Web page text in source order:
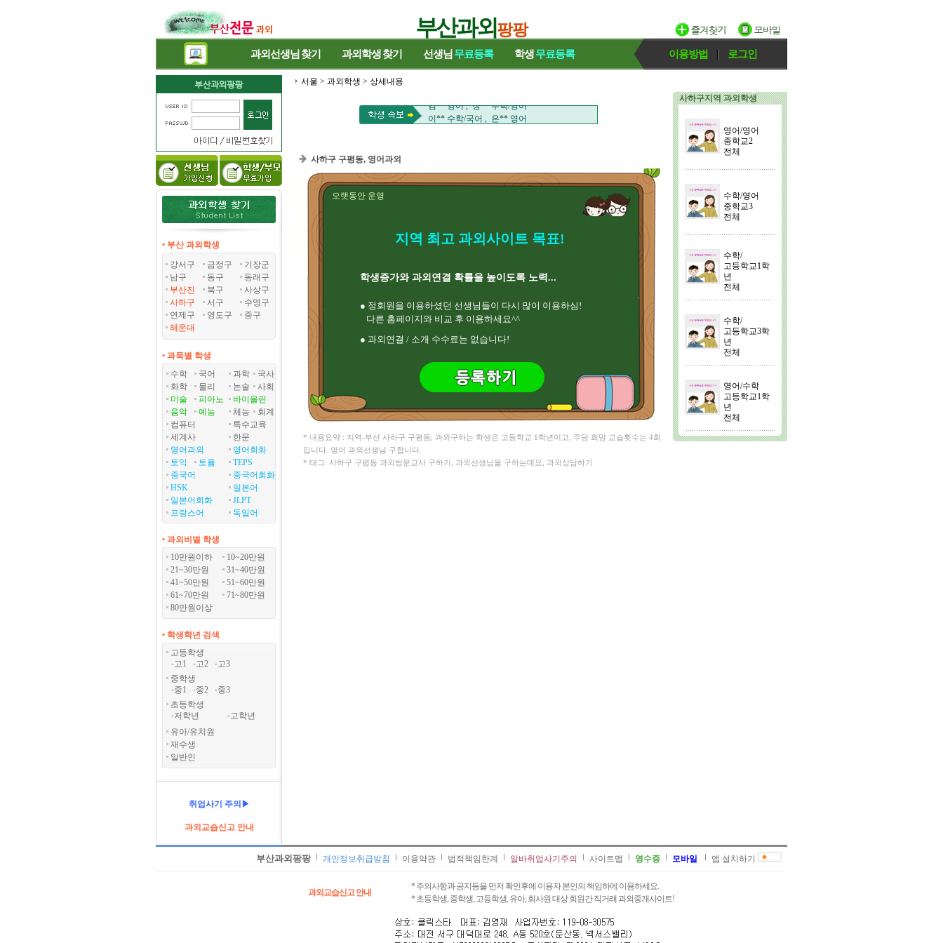
부산과외팡팡
과외선생님 찾기 과외학생찾기 선생님 무료등록 학생무료등록 이용방법 로그인
• 부산 과외학생
강서구
금정구
기장군
남구
동구
동래구
부산진
북구
사상구
사하구
서구
수영구
연제구
영도구
중구
해운대
• 과목별 학생
수학
국어 과학
국사
화학
물리 논술
사회
미술
피아노
바이올린
음악
예능 체능
회계
컴퓨터
특수교육
세계사
한문
영어과외
영어회화
토익
토플
TEPS
중국어
중국어회화
HSK
일본어
일본어회화
JLPT
프랑스어
독일어
• 과외비별 학생
10만원이하
10~20만원
21~30만원
31~40만원
41~50만원
51~60만원
61~70만원
71~80만원
80만원이상
• 학생학년 검색
고등학생
-고1 -고2 -고3
중학생
-중1 -중2 -중3
초등학생
-저학년 -고학년
유아/유치원
재수생
일반인
취업사기 주의▶
과외교습신고 안내
서울 > 과외학생 > 상세내용
류** 영어 , 김** 국어
이** 수학/국어 , 은** 영어
김** 영어 , 장** 수학/영어
손** 과학 , 전** 영어
염** HSK , 유** 중국어
윤** 바이올린/일본어 , 김** 수학
사하구 구평동, 영어과외
오랫동안 운영
지역 최고 과외사이트 목표!
학생증가와 과외연결 확률을 높이도록 노력...
● 정회원을 이용하셨던 선생님들이 다시 많이 이용하심!
다른 홈페이지와 비교 후 이용하세요^^
● 과외연결 / 소개 수수료는 없습니다!
* 내용요약 : 지역-부산 사하구 구평동, 과외구하는 학생은 고등학교 1학년이고, 주당 희망 교습횟수는 4회
입니다. 영어 과외선생님 구합니다.
* 태그: 사하구 구평동 과외방문교사 구하기, 과외선생님을 구하는데요, 과외상담하기
사하구지역 과외학생
영어/영어
중학교2
전체
수학/영어
중학교3
전체
수학/
고등학교1학
년
전체
수학/
고등학교3학
년
전체
영어/수학
고등학교1학
년
전체
부산과외팡팡 개인정보취급방침 이용약관 법적책임한계 알바취업사기주의 사이트맵 영수증 모바일 앱 설치하기
과외교습신고 안내
* 주의사항과 공지등을 먼저 확인후에 이용자 본인의 책임하에 이용하세요.
* 초등학생, 중학생, 고등학생, 유아, 회사원 대상 회원간 직거래 과외중개사이트!